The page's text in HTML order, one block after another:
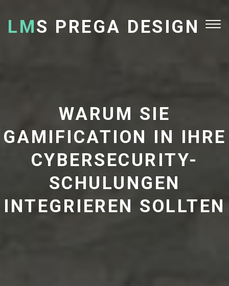
LMS PREGA DESIGN
WARUM SIE
GAMIFICATION IN IHRE
CYBERSECURITY-
SCHULUNGEN
INTEGRIEREN SOLLTEN